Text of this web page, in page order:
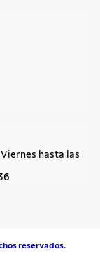
hasta las
reservados.